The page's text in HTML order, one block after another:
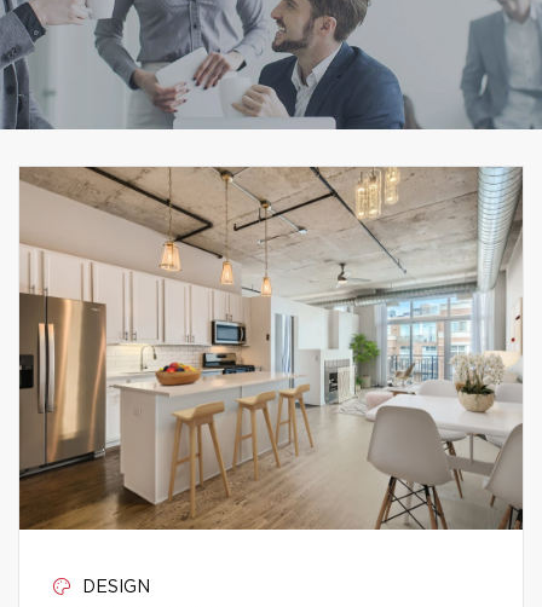
DESIGN